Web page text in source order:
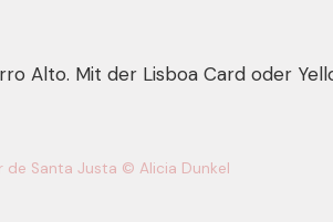
Alto. Mit der Lisboa Card oder
de Santa Justa © Alicia Dunkel